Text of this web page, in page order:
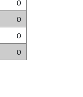
0
0
0
0